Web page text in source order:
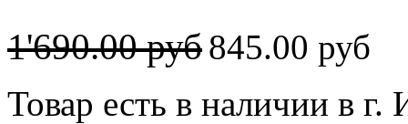
1'690.00 руб845.00 руб
Товар есть в наличии в г.